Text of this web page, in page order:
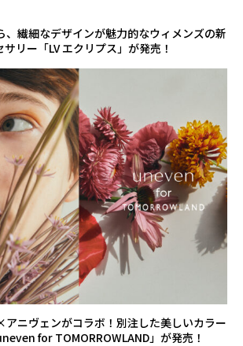
、繊細なデザインが魅力的なウィメンズの新
サリー「LV エクリプス」が発売！
アニヴェンがコラボ！別注した美しいカラー
for TOMORROWLAND」が発売！